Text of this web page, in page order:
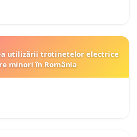
utilizării trotinetelor electrice
minori în România